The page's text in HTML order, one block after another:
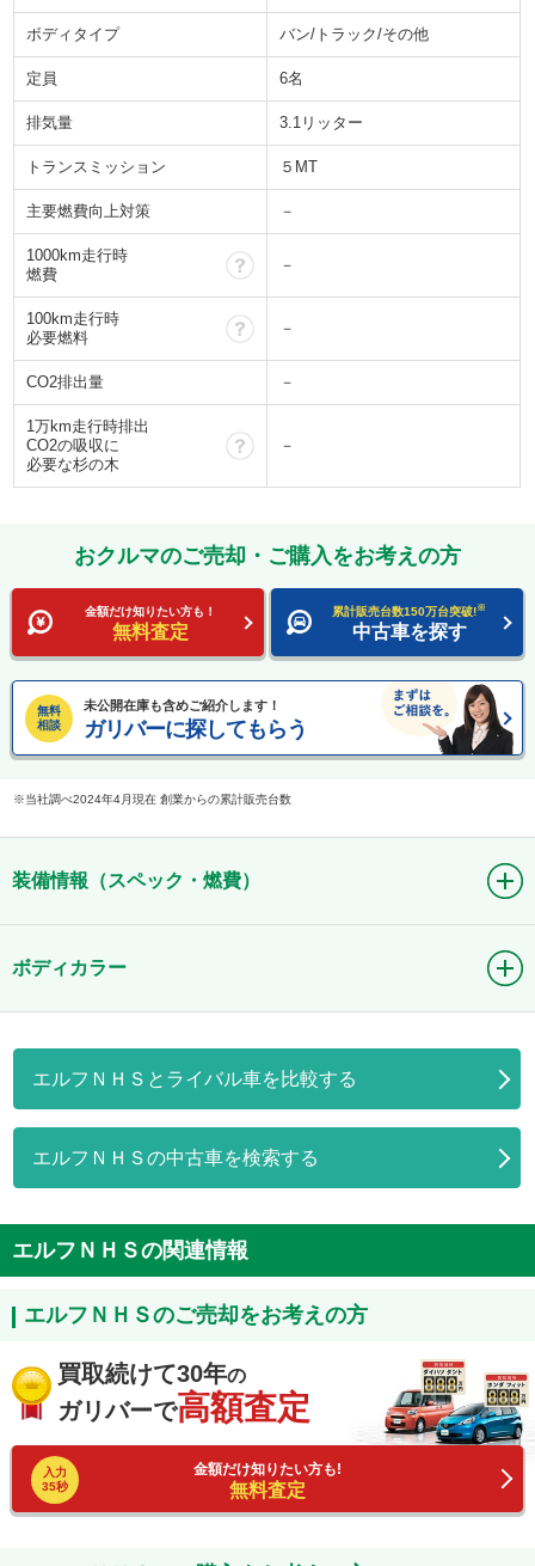
ボディタイプ バン/トラック/その他
定員 6名
排気量 3.1リッター
トランスミッション ５MT
主要燃費向上対策 －
1000km走行時
燃費
－
100km走行時
必要燃料
－
CO2排出量 －
1万km走行時排出
CO2の吸収に
必要な杉の木
－
おクルマのご売却・ご購入をお考えの方
金額だけ知りたい方も！
無料査定
累計販売台数150万台突破!※
中古車を探す
無料
相談
未公開在庫も含めご紹介します！
ガリバーに探してもらう
当社調べ2024年4月現在 創業からの累計販売台数
装備情報（スペック・燃費）
ボディカラー
エルフＮＨＳとライバル車を比較する
エルフＮＨＳの中古車を検索する
エルフＮＨＳの関連情報
エルフＮＨＳのご売却をお考えの方
買取続けて30年の
ガリバーで高額査定
入力
35秒
金額だけ知りたい方も!
無料査定